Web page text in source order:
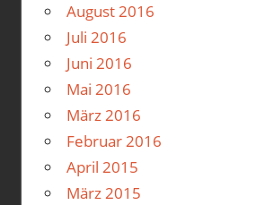
August 2016
Juli 2016
Juni 2016
Mai 2016
März 2016
Februar 2016
April 2015
März 2015